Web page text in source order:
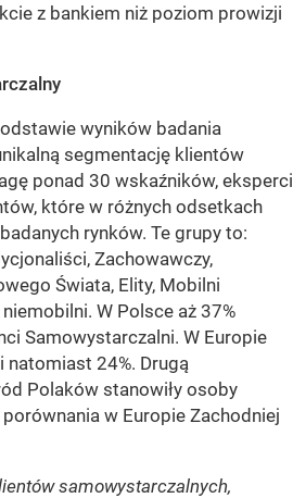
z bankiem niż poziom prowizji
wyników badania
segmentację klientów
ponad 30 wskaźników, eksperci
które w różnych odsetkach
rynków. Te grupy to:
Zachowawczy,
Świata, Elity, Mobilni
W Polsce aż 37%
Samowystarczalni. W Europie
24%. Drugą
Polaków stanowiły osoby
w Europie Zachodniej
samowystarczalnych,